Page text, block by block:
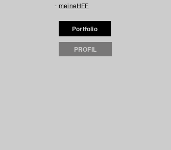
meineHFF
Portfolio
PROFIL